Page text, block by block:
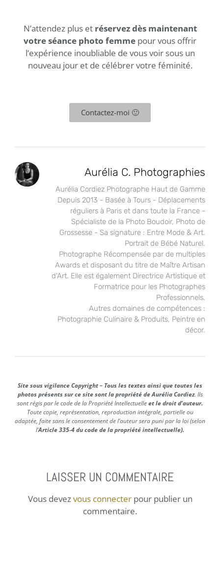
N’attendez plus et réservez dès maintenant
votre séance photo femme pour vous offrir
l’expérience inoubliable de vous voir sous un
nouveau jour et de célébrer votre féminité.
Contactez-moi 🙂
Aurélia C. Photographies
Aurélia Cordiez Photographe Haut de Gamme
Depuis 2013 - Basée à Tours - Déplacements
réguliers à Paris et dans toute la France -
Spécialiste de la Photo Boudoir, Photo de
Grossesse - Sa signature : Entre Mode & Art.
Portrait de Bébé Naturel.
Photographe Récompensée par de multiples
Awards et disposant du titre de Maître Artisan
d'Art. Elle est également Directrice Artistique et
Formatrice pour les Photographes
Professionnels.
Autres domaines de compétences :
Photographie Culinaire & Produits, Peintre en
décor.
Site sous vigilance Copyright – Tous les textes ainsi que toutes les
photos présents sur ce site sont la propriété de Aurélia Cordiez. Ils
sont régis par le code de la Propriété Intellectuelleet le droit d’auteur.
Toute copie, représentation, reproduction intégrale, partielle ou
adaptée, faite sans le consentement de l’auteur sera puni par la loi (selon
l’Article 335-4 du code de la propriété intellectuelle).
LAISSER UN COMMENTAIRE
Vous devezvous connecterpour publier un
commentaire.